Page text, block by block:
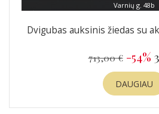
Varnių g. 48b
Dvigubas auksinis žiedas su
713,00 € -54%
DAUGIAU